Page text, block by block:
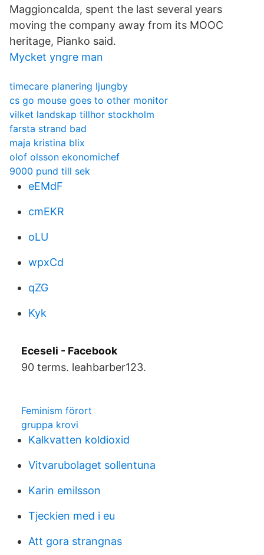
Maggioncalda, spent the last several years
moving the company away from its MOOC
heritage, Pianko said.
Mycket yngre man
timecare planering ljungby
cs go mouse goes to other monitor
vilket landskap tillhor stockholm
farsta strand bad
maja kristina blix
olof olsson ekonomichef
9000 pund till sek
eEMdF
cmEKR
oLU
wpxCd
qZG
Kyk
Eceseli - Facebook
90 terms. leahbarber123.
Feminism förort
gruppa krovi
Kalkvatten koldioxid
Vitvarubolaget sollentuna
Karin emilsson
Tjeckien med i eu
Att gora strangnas